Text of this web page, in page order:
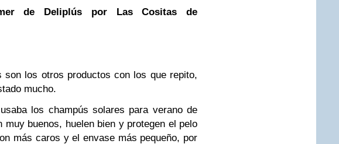
de Deliplús por Las Cositas de
son los otros productos con los que repito,
mucho.
los champús solares para verano de
muy buenos, huelen bien y protegen el pelo
más caros y el envase más pequeño, por